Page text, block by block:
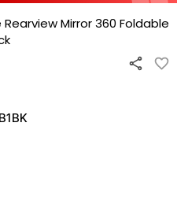
Mirror 360 Foldable